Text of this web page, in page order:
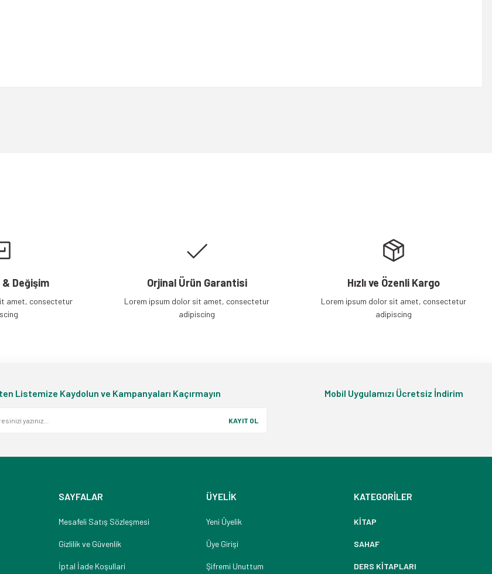
Değişim
amet, consectetur
Orjinal Ürün Garantisi
Lorem ipsum dolor sit amet, consectetur
adipiscing
Hızlı ve Özenli Kargo
Lorem ipsum dolor sit amet, consectetur
adipiscing
Listemize Kaydolun ve Kampanyaları Kaçırmayın
KAYIT OL
Mobil Uygulamızı Ücretsiz İndirim
SAYFALAR
Mesafeli Satış Sözleşmesi
Gizlilik ve Güvenlik
İptal İade Koşullari
ÜYELİK
Yeni Üyelik
Üye Girişi
Şifremi Unuttum
KATEGORİLER
KİTAP
SAHAF
DERS KİTAPLARI